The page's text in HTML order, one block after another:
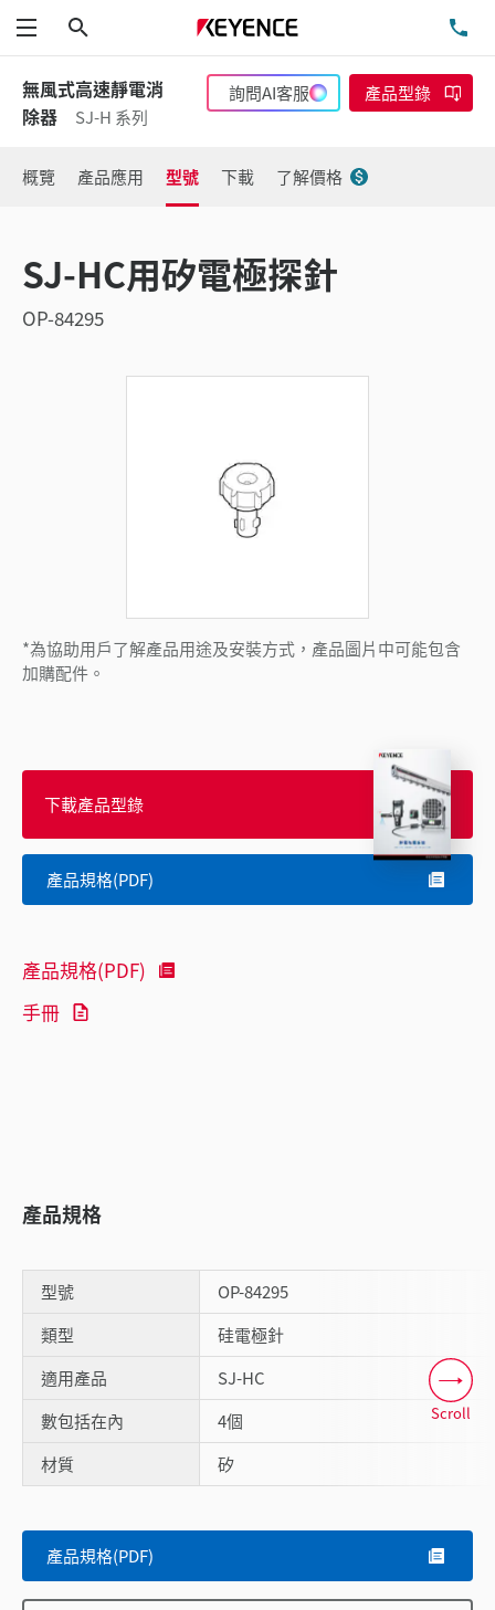
功能表
無風式高速靜電消
除器
SJ-H 系列
詢問AI客服 產品型錄
概覽 產品應用 型號 下載 了解價格
SJ-HC用矽電極探針
OP-84295
*為協助用戶了解產品用途及安裝方式，產品圖片中可能包含
加購配件。
下載產品型錄
產品規格(PDF)
產品規格(PDF)
手冊
產品規格
型號
OP-84295
類型
硅電極針
適用產品
SJ-HC
數包括在內
4個
材質
矽
Scroll
產品規格(PDF)